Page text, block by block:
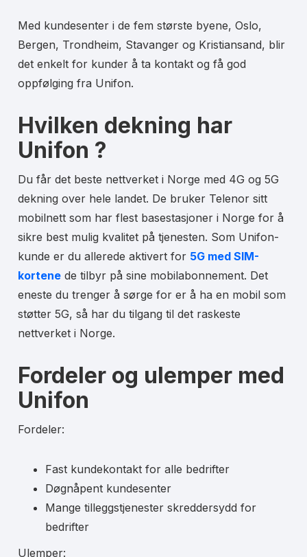
Med kundesenter i de fem største byene, Oslo,
Bergen, Trondheim, Stavanger og Kristiansand, blir
det enkelt for kunder å ta kontakt og få god
oppfølging fra Unifon.
Hvilken dekning har
Unifon ?
Du får det beste nettverket i Norge med 4G og 5G
dekning over hele landet. De bruker Telenor sitt
mobilnett som har flest basestasjoner i Norge for å
sikre best mulig kvalitet på tjenesten. Som Unifon-
kunde er du allerede aktivert for 5G med SIM-
kortene de tilbyr på sine mobilabonnement. Det
eneste du trenger å sørge for er å ha en mobil som
støtter 5G, så har du tilgang til det raskeste
nettverket i Norge.
Fordeler og ulemper med
Unifon
Fordeler:
Fast kundekontakt for alle bedrifter
Døgnåpent kundesenter
Mange tilleggstjenester skreddersydd for
bedrifter
Ulemper: